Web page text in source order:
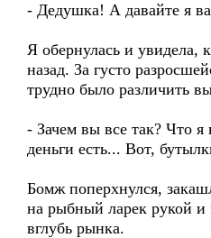
- Дедушка! А давайте я
Я обернулась и увидела,
назад. За густо
трудно было различить
- Зачем вы все так? Что
деньги есть... Вот,
Бомж поперхнулся,
на рыбный ларек рукой и
вглубь рынка.